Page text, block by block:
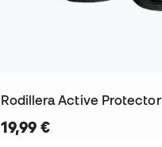
Rodillera Active Protector
19,99 €